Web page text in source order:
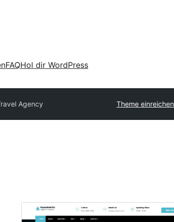
FAQHol dir WordPress
Agency Theme einreichen